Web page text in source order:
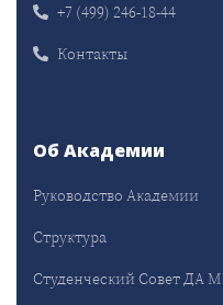
+7 (499) 246-18-44
Контакты
Об Академии
Руководство Академии
Структура
Студенческий Совет